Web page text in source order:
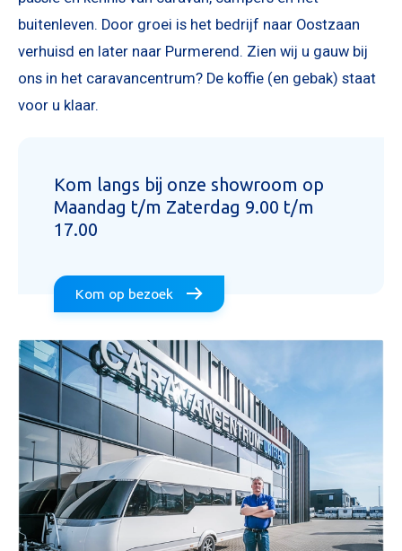
buitenleven. Door groei is het bedrijf naar Oostzaan
verhuisd en later naar Purmerend. Zien wij u gauw bij
ons in het caravancentrum? De koffie (en gebak) staat
voor u klaar.
Kom langs bij onze showroom op
Maandag t/m Zaterdag 9.00 t/m
17.00
Kom op bezoek